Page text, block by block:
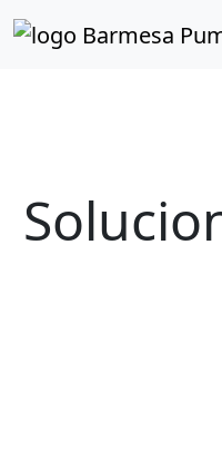
Cargando tipo de cambio...